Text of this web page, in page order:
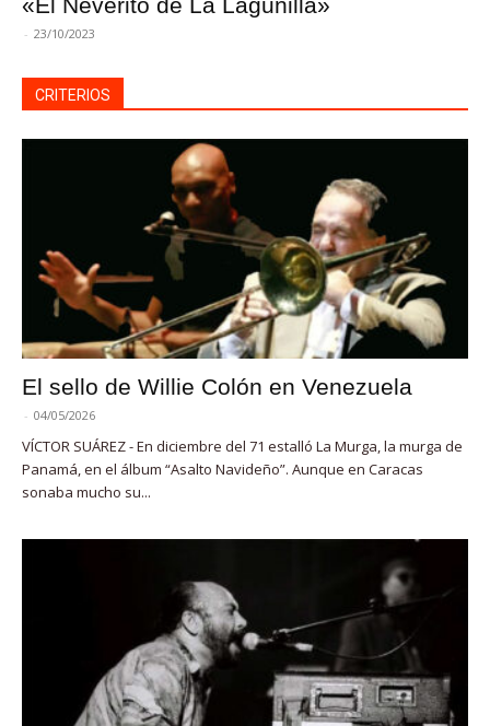
- 23/10/2023
CRITERIOS
El sello de Willie Colón en Venezuela
- 04/05/2026
VÍCTOR SUÁREZ - En diciembre del 71 estalló La Murga, la murga de
Panamá, en el álbum “Asalto Navideño”. Aunque en Caracas
sonaba mucho su...